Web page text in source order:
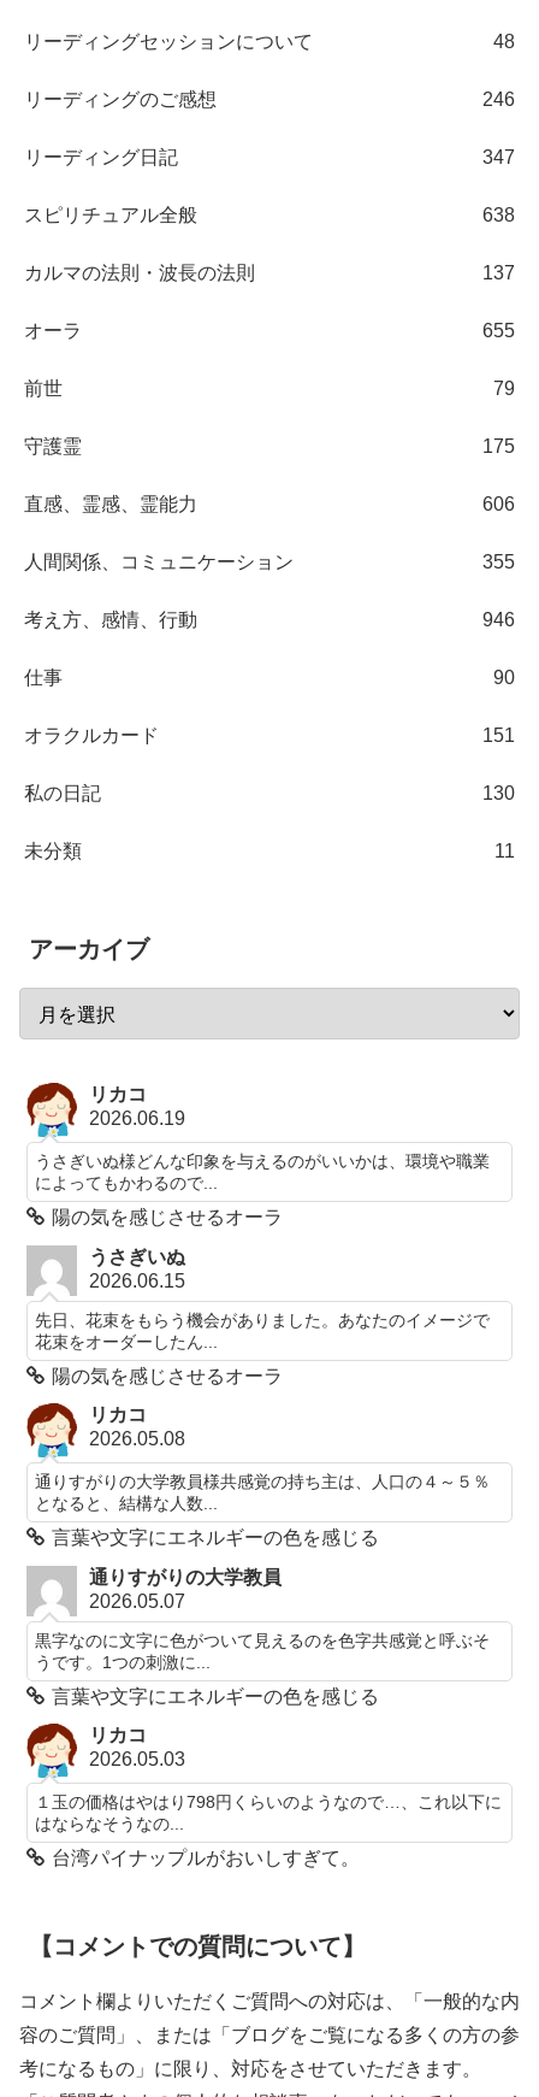
リーディングセッションについて 48
リーディングのご感想 246
リーディング日記 347
スピリチュアル全般 638
カルマの法則・波長の法則 137
オーラ 655
前世 79
守護霊 175
直感、霊感、霊能力 606
人間関係、コミュニケーション 355
考え方、感情、行動 946
仕事 90
オラクルカード 151
私の日記 130
未分類 11
アーカイブ
リカコ
2026.06.19
うさぎいぬ様どんな印象を与えるのがいいかは、環境や職業
によってもかわるので...
陽の気を感じさせるオーラ
うさぎいぬ
2026.06.15
先日、花束をもらう機会がありました。あなたのイメージで
花束をオーダーしたん...
陽の気を感じさせるオーラ
リカコ
2026.05.08
通りすがりの大学教員様共感覚の持ち主は、人口の４～５％
となると、結構な人数...
言葉や文字にエネルギーの色を感じる
通りすがりの大学教員
2026.05.07
黒字なのに文字に色がついて見えるのを色字共感覚と呼ぶそ
うです。1つの刺激に...
言葉や文字にエネルギーの色を感じる
リカコ
2026.05.03
１玉の価格はやはり798円くらいのようなので…、これ以下に
はならなそうなの...
台湾パイナップルがおいしすぎて。
【コメントでの質問について】
コメント欄よりいただくご質問への対応は、「一般的な内
容のご質問」、または「ブログをご覧になる多くの方の参
考になるもの」に限り、対応をさせていただきます。